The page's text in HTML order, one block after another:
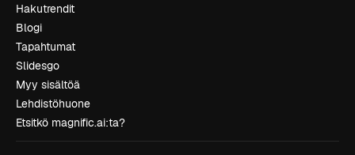
Hakutrendit
Blogi
Tapahtumat
Slidesgo
Myy sisältöä
Lehdistöhuone
Etsitkö magnific.ai:ta?